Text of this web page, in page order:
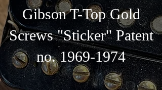
Gibson T-Top Gold
Screws "Sticker" Patent
no.1969-1974